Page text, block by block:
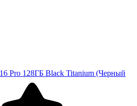
Pro 128ГБ Black Titanium (Черный